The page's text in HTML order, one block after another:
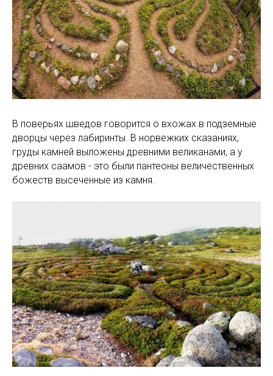
В поверьях шведов говорится о вхожах в подземные
дворцы через лабиринты. В норвежких сказаниях,
груды камней выложены древними великанами, а у
древних саамов - это были пантеоны величественных
божеств высеченные из камня.